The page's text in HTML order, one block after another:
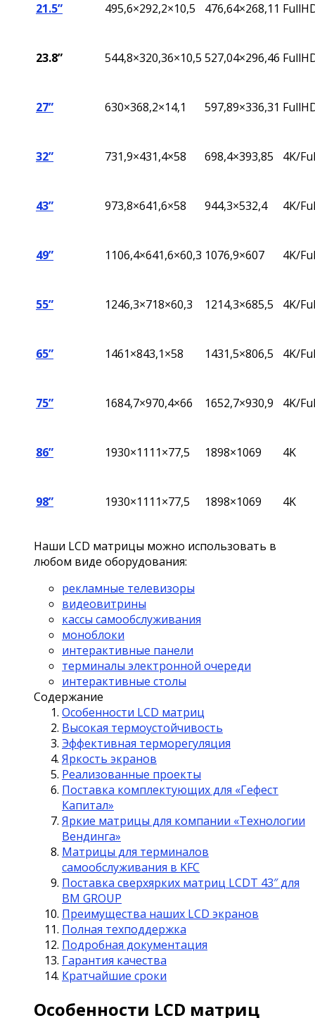
21.5” 495,6×292,2×10,5 476,64×268,11
23.8” 544,8×320,36×10,5 527,04×296,46
27” 630×368,2×14,1 597,89×336,31
32” 731,9×431,4×58 698,4×393,85 4K/
43” 973,8×641,6×58 944,3×532,4 4K/
49” 1106,4×641,6×60,3 1076,9×607 4K/
55” 1246,3×718×60,3 1214,3×685,5 4K/
65” 1461×843,1×58 1431,5×806,5 4K/
75” 1684,7×970,4×66 1652,7×930,9 4K/
86” 1930×1111×77,5 1898×1069 4K
98” 1930×1111×77,5 1898×1069 4K
Наши LCD матрицы можно использовать в
любом виде оборудования:
рекламные телевизоры
видеовитрины
кассы самообслуживания
моноблоки
интерактивные панели
терминалы электронной очереди
интерактивные столы
Содержание
Особенности LCD матриц
Высокая термоустойчивость
Эффективная терморегуляция
Яркость экранов
Реализованные проекты
Поставка комплектующих для «Гефест
Капитал»
Яркие матрицы для компании «Технологии
Вендинга»
Матрицы для терминалов
самообслуживания в KFC
Поставка сверхярких матриц LCDT 43″ для
BM GROUP
Преимущества наших LCD экранов
Полная техподдержка
Подробная документация
Гарантия качества
Кратчайшие сроки
Особенности LCD матриц